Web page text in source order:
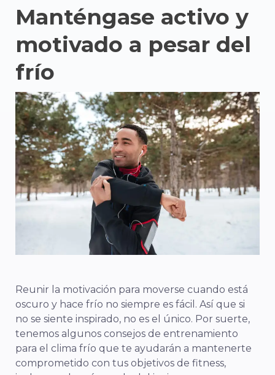
Manténgase activo y
motivado a pesar del
frío
Reunir la motivación para moverse cuando está
oscuro y hace frío no siempre es fácil. Así que si
no se siente inspirado, no es el único. Por suerte,
tenemos algunos consejos de entrenamiento
para el clima frío que te ayudarán a mantenerte
comprometido con tus objetivos de fitness,